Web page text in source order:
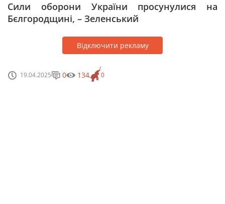
Сили оборони України просунулися на
Бєлгородщині, – Зеленський
Відключити рекламу
19.04.2025 0
0 134